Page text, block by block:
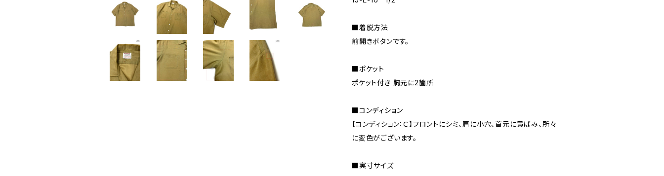
■着脱方法
前開きボタンです。
■ポケット
ポケット付き 胸元に2箇所
■コンディション
【コンディション：Ｃ】フロントにシミ、肩に小穴、首元に黄ばみ、所々
に変色がございます。
■実寸サイズ